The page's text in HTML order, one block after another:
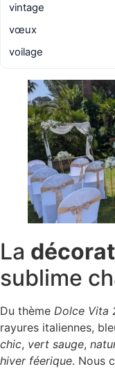
vintage
vœux
voilage
La
sublime
Du thème Dolce Vita
rayures italiennes,
chic, vert sauge,
hiver féerique. Nous